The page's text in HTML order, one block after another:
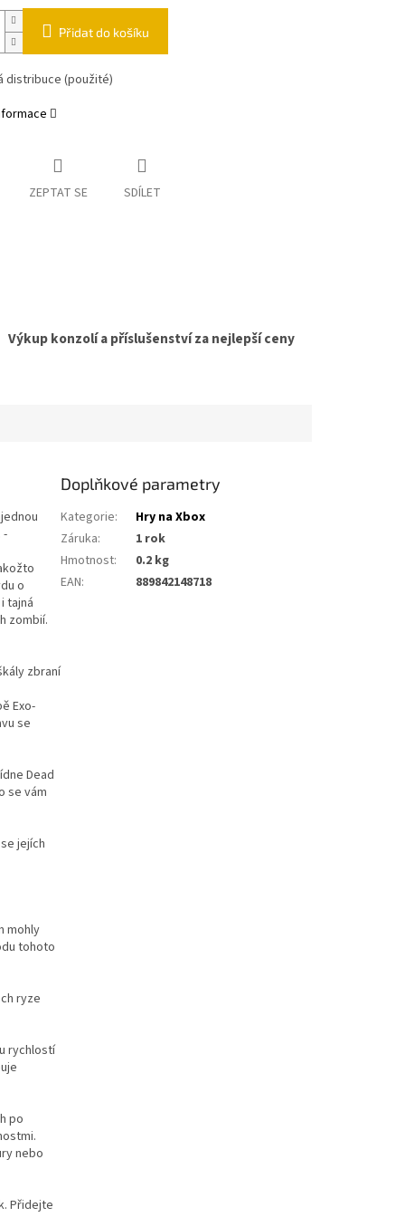
Přidat do košíku
distribuce (použité)
ZEPTAT SE SDÍLET
Výkup konzolí a příslušenství za nejlepší ceny
-
o
tajná
zombií.
zbraní
Exo-
se
Dead
se vám
jejích
mohly
tohoto
ryze
rychlostí
po
nebo
Přidejte
Doplňkové parametry
Kategorie:
Hry na Xbox
Záruka:
1 rok
Hmotnost:
0.2 kg
EAN: 889842148718